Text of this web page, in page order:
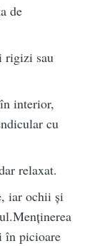
de
rigizi sau
interior,
cu
relaxat.
iar ochii și
în picioare